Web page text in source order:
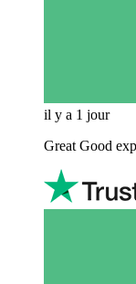
il y a 1 jour
Great Good